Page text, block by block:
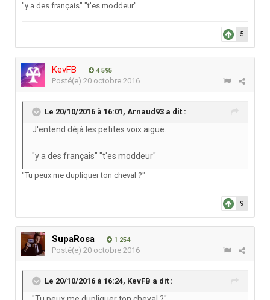
"y a des français" "t'es moddeur"
5
KevFB 4 595
Posté(e) 20 octobre 2016
Le 20/10/2016 à 16:01, Arnaud93 a dit :
J'entend déjà les petites voix aiguë.
"y a des français" "t'es moddeur"
"Tu peux me dupliquer ton cheval ?"
9
SupaRosa 1 254
Posté(e) 20 octobre 2016
Le 20/10/2016 à 16:24, KevFB a dit :